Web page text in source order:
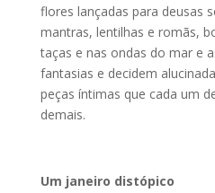
flores lançadas para deusas
mantras, lentilhas e romãs,
taças e nas ondas do mar e
fantasias e decidem
peças íntimas que cada um
demais.
Um janeiro distópico